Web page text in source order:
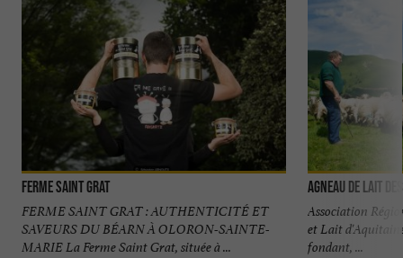
Ferme Saint Grat
FERME SAINT GRAT : AUTHENTICITÉ ET
SAVEURS DU BÉARN À OLORON-SAINTE-
MARIE La Ferme Saint Grat, située à ...
Agneau de Lait
Association
et Lait
fondant, ...